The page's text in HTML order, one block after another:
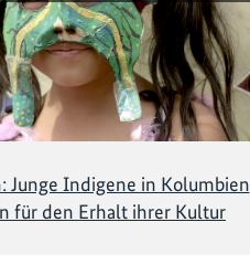
Junge Indigene in Kolumbien
für den Erhalt ihrer Kultur